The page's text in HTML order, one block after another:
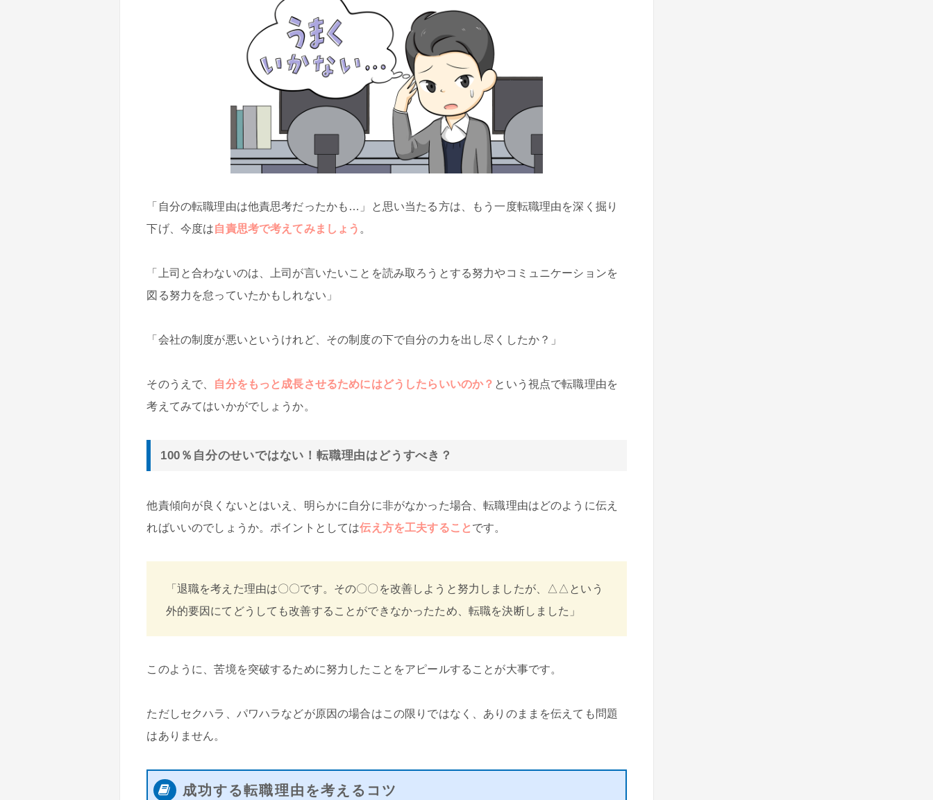
「自分の転職理由は他責思考だったかも…」と思い当たる方は、もう一度転職理由を深く掘り
下げ、今度は自責思考で考えてみましょう 。
「上司と合わないのは、上司が言いたいことを読み取ろうとする努力やコミュニケーションを
図る努力を怠っていたかもしれない」
「会社の制度が悪いというけれど、その制度の下で自分の力を出し尽くしたか？」
そのうえで、 自分をもっと成長させるためにはどうしたらいいのか？ という視点で転職理由を
考えてみてはいかがでしょうか。
100％自分のせいではない！転職理由はどうすべき？
他責傾向が良くないとはいえ、明らかに自分に非がなかった場合、転職理由はどのように伝え
ればいいのでしょうか。ポイントとしては伝え方を工夫すること です。
「退職を考えた理由は〇〇です。その〇〇を改善しようと努力しましたが、△△という
外的要因にてどうしても改善することができなかったため、転職を決断しました」
このように、苦境を突破するために努力したことをアピールすることが大事です。
ただしセクハラ、パワハラなどが原因の場合はこの限りではなく、ありのままを伝えても問題
はありません。
成功する転職理由を考えるコツ